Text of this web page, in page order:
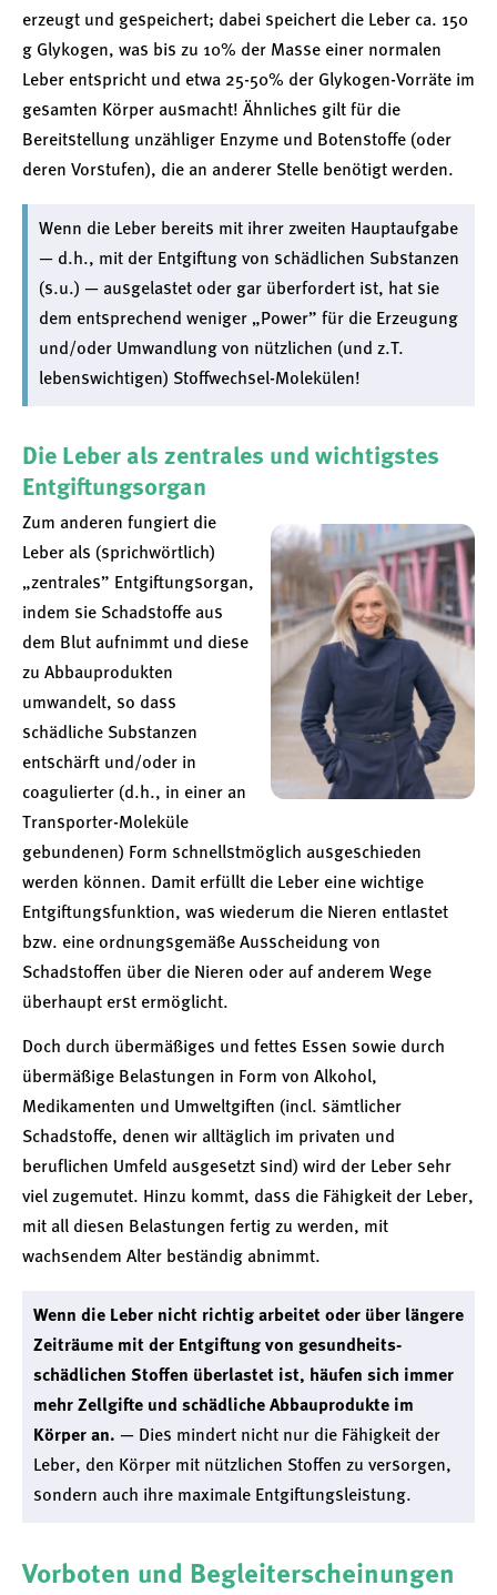
erzeugt und gespeichert; dabei speichert die Leber ca. 150
g Glykogen, was bis zu 10% der Masse einer normalen
Leber entspricht und etwa 25-50% der Glykogen-Vorräte im
gesamten Körper ausmacht! Ähnliches gilt für die
Bereitstellung unzähliger Enzyme und Botenstoffe (oder
deren Vorstufen), die an anderer Stelle benötigt werden.
Wenn die Leber bereits mit ihrer zweiten Hauptaufgabe
— d.h., mit der Entgiftung von schädlichen Substanzen
(s.u.) — ausgelastet oder gar überfordert ist, hat sie
dem entsprechend weniger „Power” für die Erzeugung
und/oder Umwandlung von nützlichen (und z.T.
lebenswichtigen) Stoffwechsel-Molekülen!
Die Leber als zentrales und wichtigstes
Entgiftungsorgan
Zum anderen fungiert die
Leber als (sprichwörtlich)
„zentrales” Entgiftungsorgan,
indem sie Schadstoffe aus
dem Blut aufnimmt und diese
zu Abbauprodukten
umwandelt, so dass
schädliche Substanzen
entschärft und/oder in
coagulierter (d.h., in einer an
Transporter-Moleküle
gebundenen) Form schnellstmöglich ausgeschieden
werden können. Damit erfüllt die Leber eine wichtige
Entgiftungsfunktion, was wiederum die Nieren entlastet
bzw. eine ordnungsgemäße Ausscheidung von
Schadstoffen über die Nieren oder auf anderem Wege
überhaupt erst ermöglicht.
Doch durch übermäßiges und fettes Essen sowie durch
übermäßige Belastungen in Form von Alkohol,
Medikamenten und Umweltgiften (incl. sämtlicher
Schadstoffe, denen wir alltäglich im privaten und
beruflichen Umfeld ausgesetzt sind) wird der Leber sehr
viel zugemutet. Hinzu kommt, dass die Fähigkeit der Leber,
mit all diesen Belastungen fertig zu werden, mit
wachsendem Alter beständig abnimmt.
Wenn die Leber nicht richtig arbeitet oder über längere
Zeiträume mit der Entgiftung von gesundheits­
schädlichen Stoffen überlastet ist, häufen sich immer
mehr Zellgifte und schädliche Abbauprodukte im
Körper an. — Dies mindert nicht nur die Fähigkeit der
Leber, den Körper mit nützlichen Stoffen zu versorgen,
sondern auch ihre maximale Entgiftungsleistung.
Vorboten und Begleiterscheinungen